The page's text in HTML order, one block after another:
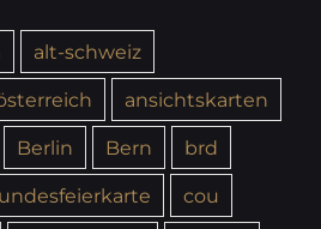
alt-schweiz
ansichtskarten
Berlin Bern
brd
cou